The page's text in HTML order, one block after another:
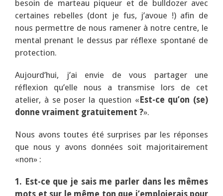
besoin de marteau piqueur et de bulldozer avec
certaines rebelles (dont je fus, j’avoue !) afin de
nous permettre de nous ramener à notre centre, le
mental prenant le dessus par réflexe spontané de
protection.
Aujourd’hui, j’ai envie de vous partager une
réflexion qu’elle nous a transmise lors de cet
atelier, à se poser la question «Est-ce qu’on (se)
donne vraiment gratuitement ?».
Nous avons toutes été surprises par les réponses
que nous y avons données soit majoritairement
«non» :
1. Est-ce que je sais me parler dans les mêmes
mots et sur le même ton que j’emploierais pour